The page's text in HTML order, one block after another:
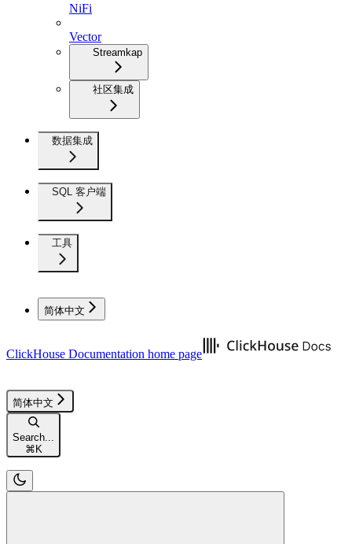
NiFi
Vector
Streamkap
社区集成
数据集成
SQL 客户端
工具
简体中文
ClickHouse Documentation home page
简体中文
Search...
⌘ K